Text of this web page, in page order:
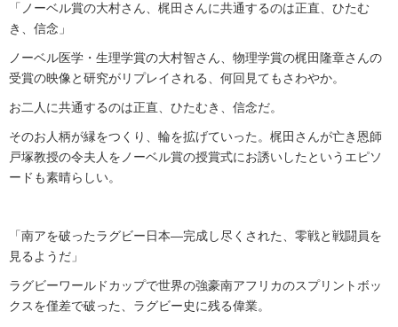
「ノーベル賞の大村さん、梶田さんに共通するのは正直、ひたむ
き、信念」
ノーベル医学・生理学賞の大村智さん、物理学賞の梶田隆章さんの
受賞の映像と研究がリプレイされる、何回見てもさわやか。
お二人に共通するのは正直、ひたむき、信念だ。
そのお人柄が縁をつくり、輪を拡げていった。梶田さんが亡き恩師
戸塚教授の令夫人をノーベル賞の授賞式にお誘いしたというエピソ
ードも素晴らしい。
「南アを破ったラグビー日本―完成し尽くされた、零戦と戦闘員を
見るようだ」
ラグビーワールドカップで世界の強豪南アフリカのスプリントボッ
クスを僅差で破った、ラグビー史に残る偉業。